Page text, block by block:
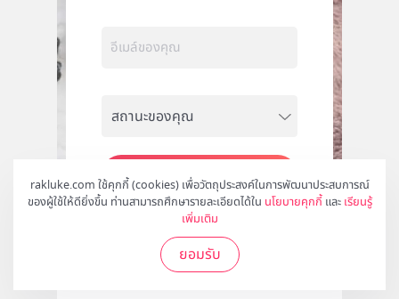
rakluke.com ใช้คุกกี้ (cookies) เพื่อวัตถุประสงค์ในการพัฒนาประสบการณ์
ของผู้ใช้ให้ดียิ่งขึ้น ท่านสามารถศึกษารายละเอียดได้ใน นโยบายคุกกี้ และ เรียนรู้
เพิ่มเติม
ยอมรับ
สมัคร
ติดตามเราได้ที่